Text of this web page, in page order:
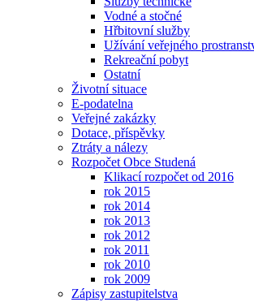
Vodné a stočné
Hřbitovní služby
Užívání veřejného
Rekreační pobyt
Ostatní
Životní situace
E-podatelna
Veřejné zakázky
Dotace, příspěvky
Ztráty a nálezy
Rozpočet Obce Studená
Klikací rozpočet od 2016
rok 2015
rok 2014
rok 2013
rok 2012
rok 2011
rok 2010
rok 2009
Zápisy zastupitelstva